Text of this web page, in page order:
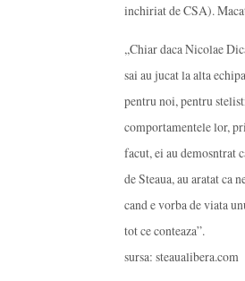
inchiriat de CSA).
,,Chiar daca Nicolae
sai au jucat la alta
pentru noi, pentru
comportamentele lor,
facut, ei au demosntrat
de Steaua, au aratat ca
cand e vorba de viata
tot ce conteaza”.
sursa: steaualibera.com